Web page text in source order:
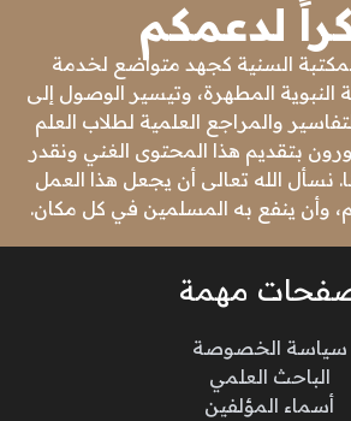
لدعمكم
السنية كجهد متواضع لخدمة
النبوية المطهرة، وتيسير الوصول إلى
والمراجع العلمية لطلاب العلم
بتقديم هذا المحتوى الغني ونقدر
نسأل الله تعالى أن يجعل هذا العمل
وأن ينفع به المسلمين في كل مكان.
مهمة
سياسة الخصوصة
الباحث العلمي
أسماء المؤلفين